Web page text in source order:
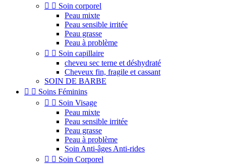
  Soin corporel
Peau mixte
Peau sensible irritée
Peau grasse
Peau à problème
  Soin capillaire
cheveu sec terne et déshydraté
Cheveux fin, fragile et cassant
SOIN DE BARBE
  Soins Féminins
  Soin Visage
Peau mixte
Peau sensible irritée
Peau grasse
Peau à problème
Soin Anti-âges Anti-rides
  Soin Corporel